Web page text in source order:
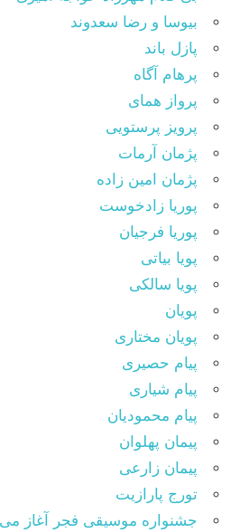
بیوسا و رضا سعدوند
پازل باند
پرهام آگاه
پرواز همای
پرویز پرستویی
پژمان آرمات
پژمان امین زاده
پوریا زادخوست
پوریا فرجیان
پویا بیاتی
پویا سالکی
پویان
پویان مختاری
پیام حصیری
پیام شیاری
پیام محمودیان
پیمان پهلوان
پیمان زارعی
تورج پارازیت
جشنواره موسیقی فجر آغاز